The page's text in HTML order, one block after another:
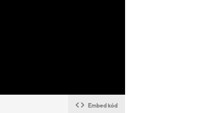
Embed kód